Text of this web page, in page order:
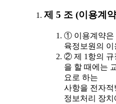
제 5 조 (이용계
① 이용계약은
육정보원의
② 제 1항의 규
을 할 때에는
요로 하는
사항을 전자
정보처리 장